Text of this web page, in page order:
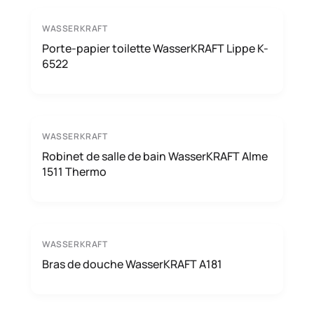
WASSERKRAFT
Porte-papier toilette WasserKRAFT Lippe K-
6522
WASSERKRAFT
Robinet de salle de bain WasserKRAFT Alme
1511 Thermo
WASSERKRAFT
Bras de douche WasserKRAFT A181